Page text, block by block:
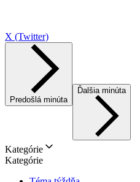
X (Twitter)
Predošlá minúta
Ďalšia minúta
Kategórie
Kategórie